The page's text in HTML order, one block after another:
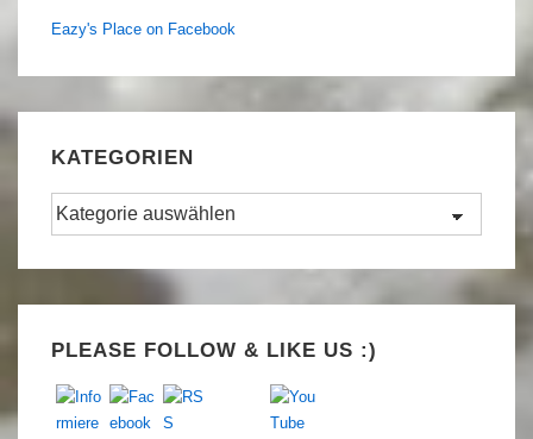
Eazy's Place on Facebook
KATEGORIEN
Kategorien
PLEASE FOLLOW & LIKE US :)